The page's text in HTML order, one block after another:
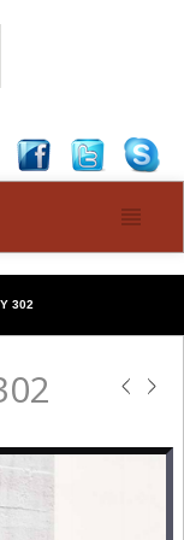
302